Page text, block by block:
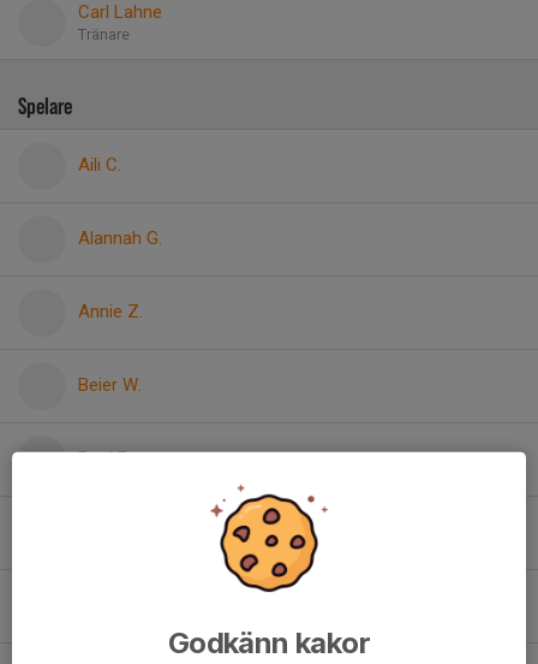
Carl Lahne
Tränare
Spelare
Aili C.
Alannah G.
Annie Z.
Beier W.
Boel B.
Godkänn kakor